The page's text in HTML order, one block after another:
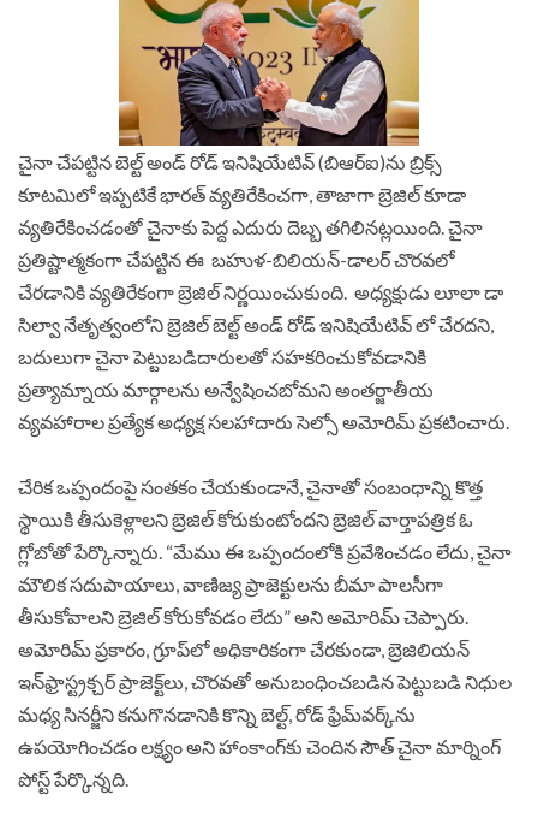
చైనా చేపట్టిన బెల్ట్ అండ్ రోడ్ ఇనిషియేటివ్ (బిఆర్ఐ)ను బ్రిక్స్
కూటమిలో ఇప్పటికే భారత్ వ్యతిరేకించగా, తాజాగా బ్రెజిల్ కూడా
వ్యతిరేకించడంతో చైనాకు పెద్ద ఎదురు దెబ్బ తగిలినట్లయింది. చైనా
ప్రతిష్టాత్మకంగా చేపట్టిన ఈ బహుళ-బిలియన్-డాలర్ చొరవలో
చేరడానికి వ్యతిరేకంగా బ్రెజిల్ నిర్ణయించుకుంది. అధ్యక్షుడు లూలా డా
సిల్వా నేతృత్వంలోని బ్రెజిల్ బెల్ట్ అండ్ రోడ్ ఇనిషియేటివ్ లో చేరదని,
బదులుగా చైనా పెట్టుబడిదారులతో సహకరించుకోవడానికి
ప్రత్యామ్నాయ మార్గాలను అన్వేషించబోమని అంతర్జాతీయ
వ్యవహారాల ప్రత్యేక అధ్యక్ష సలహాదారు సెల్సో అమోరిమ్ ప్రకటించారు.
చేరిక ఒప్పందంపై సంతకం చేయకుండానే, చైనాతో సంబంధాన్ని కొత్త
స్థాయికి తీసుకెళ్లాలని బ్రెజిల్ కోరుకుంటోందని బ్రెజిల్ వార్తాపత్రిక ఓ
గ్లోబోతో పేర్కొన్నారు. “మేము ఈ ఒప్పందంలోకి ప్రవేశించడం లేదు, చైనా
మౌలిక సదుపాయాలు, వాణిజ్య ప్రాజెక్టులను బీమా పాలసీగా
తీసుకోవాలని బ్రెజిల్ కోరుకోవడం లేదు” అని అమోరిమ్ చెప్పారు.
అమోరిమ్ ప్రకారం, గ్రూప్‌లో అధికారికంగా చేరకుండా, బ్రెజిలియన్
ఇన్‌ఫ్రాస్ట్రక్చర్ ప్రాజెక్ట్‌లు, చొరవతో అనుబంధించబడిన పెట్టుబడి నిధుల
మధ్య సినర్జీని కనుగొనడానికి కొన్ని బెల్ట్, రోడ్ ఫ్రేమ్‌వర్క్‌ను
ఉపయోగించడం లక్ష్యం అని హాంకాంగ్‌కు చెందిన సౌత్ చైనా మార్నింగ్
పోస్ట్ పేర్కొన్నది.